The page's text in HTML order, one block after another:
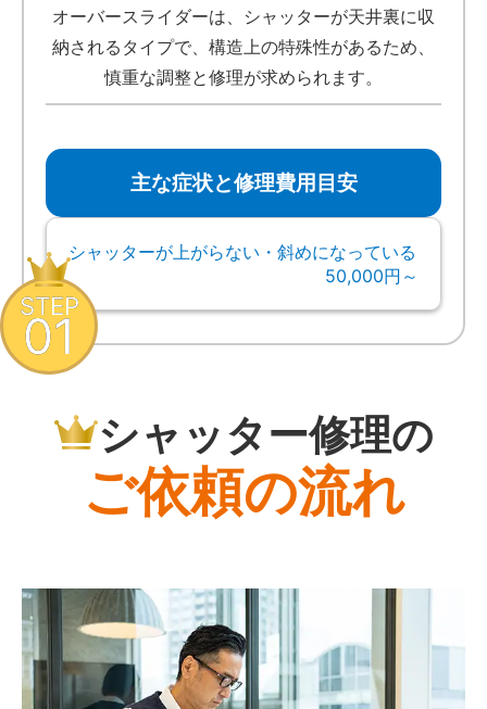
オーバースライダーは、シャッターが天井裏に収
納されるタイプで、構造上の特殊性があるため、
慎重な調整と修理が求められます。
主な症状と修理費用目安
シャッターが上がらない・斜めになっている
50,000円～
シャッター修理の
ご依頼の流れ
STEP
01